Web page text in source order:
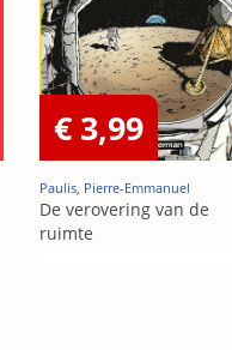
€ 3,99
Paulis, Pierre-Emmanuel
De verovering van de
ruimte